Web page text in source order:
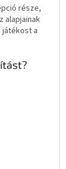
része,
alapjainak
a